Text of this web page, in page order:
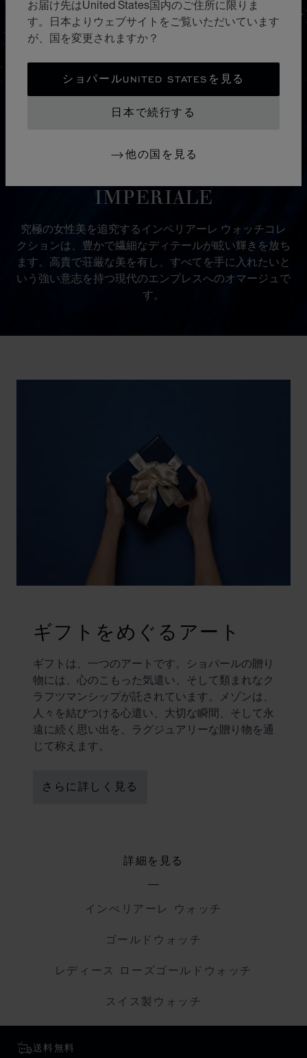
お届け先はUnited States国内のご住所に限りま
す。日本よりウェブサイトをご覧いただいています
が、国を変更されますか？
ショパールUNITED STATESを見る
日本で続行する
他の国を見る
IMPERIALE
究極の女性美を追究するインペリアーレ ウォッチコレ
クションは、豊かで繊細なディテールが眩い輝きを放ち
ます。高貴で荘厳な美を有し、すべてを手に入れたいと
いう強い意志を持つ現代のエンプレスへのオマージュで
す。
ギフトをめぐるアート
ギフトは、一つのアートです。ショパールの贈り
物には、心のこもった気遣い、そして類まれなク
ラフツマンシップが託されています。メゾンは、
人々を結びつける心遣い、大切な瞬間、そして永
遠に続く思い出を、ラグジュアリーな贈り物を通
じて称えます。
さらに詳しく見る
詳細を見る
インぺリアーレ ウォッチ
ゴールドウォッチ
レディース ローズゴールドウォッチ
スイス製ウォッチ
送料無料